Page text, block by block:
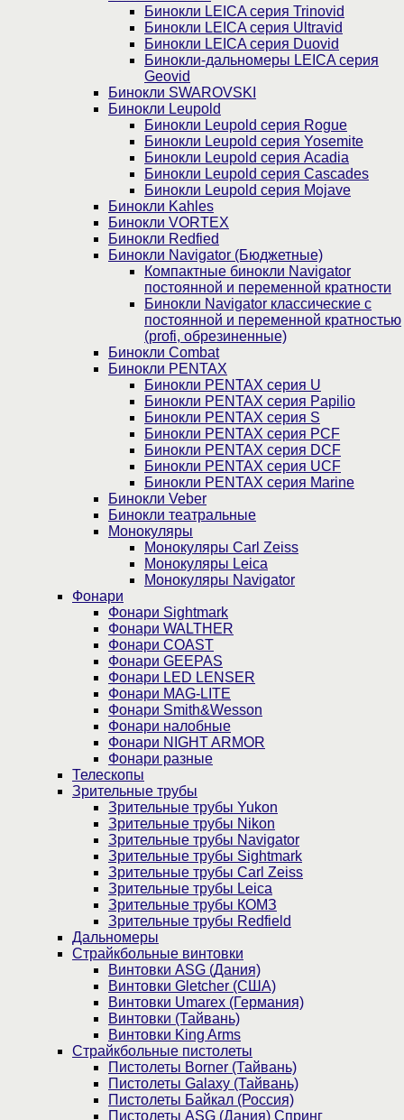
Бинокли LEICA серия Trinovid
Бинокли LEICA серия Ultravid
Бинокли LEICA серия Duovid
Бинокли-дальномеры LEICA серия
Geovid
Бинокли SWAROVSKI
Бинокли Leupold
Бинокли Leupold серия Rogue
Бинокли Leupold серия Yosemite
Бинокли Leupold серия Acadia
Бинокли Leupold серия Cascades
Бинокли Leupold серия Mojave
Бинокли Kahles
Бинокли VORTEX
Бинокли Redfied
Бинокли Navigator (Бюджетные)
Компактные бинокли Navigator
постоянной и переменной кратности
Бинокли Navigator классические с
постоянной и переменной кратностью
(profi, обрезиненные)
Бинокли Combat
Бинокли PENTAX
Бинокли PENTAX серия U
Бинокли PENTAX серия Papilio
Бинокли PENTAX серия S
Бинокли PENTAX серия PCF
Бинокли PENTAX серия DCF
Бинокли PENTAX серия UCF
Бинокли PENTAX серия Marine
Бинокли Veber
Бинокли театральные
Монокуляры
Монокуляры Carl Zeiss
Монокуляры Leica
Монокуляры Navigator
Фонари
Фонари Sightmark
Фонари WALTHER
Фонари COAST
Фонари GEEPAS
Фонари LED LENSER
Фонари MAG-LITE
Фонари Smith&Wesson
Фонари налобные
Фонари NIGHT ARMOR
Фонари разные
Телескопы
Зрительные трубы
Зрительные трубы Yukon
Зрительные трубы Nikon
Зрительные трубы Navigator
Зрительные трубы Sightmark
Зрительные трубы Carl Zeiss
Зрительные трубы Leica
Зрительные трубы КОМЗ
Зрительные трубы Redfield
Дальномеры
Страйкбольные винтовки
Винтовки ASG (Дания)
Винтовки Gletcher (США)
Винтовки Umarex (Германия)
Винтовки (Тайвань)
Винтовки King Arms
Страйкбольные пистолеты
Пистолеты Borner (Тайвань)
Пистолеты Galaxy (Тайвань)
Пистолеты Байкал (Россия)
Пистолеты ASG (Дания) Спринг